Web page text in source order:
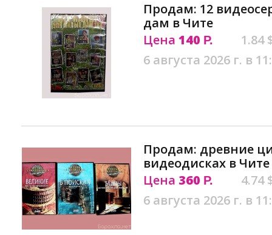
Продам: 12
дам в Чите
Цена 140 Р.
1.84
6 августа 2026 г. в
Продам: древние
видеодисках в Чите
Цена 360 Р.
4.74
6 августа 2026 г. в